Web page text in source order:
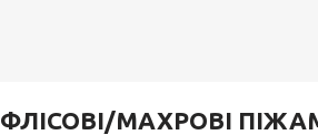
ФЛІСОВІ/МАХРОВІ